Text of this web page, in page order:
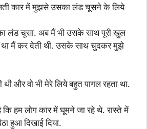
कार में मुझसे उसका लंड चूसने के लिये
लंड चूसा. अब मैं भी उसके साथ पूरी खुल
था मैं कर देती थी. उसके साथ चुदकर मुझे
और वो भी मेरे लिये बहुत पागल रहता था.
कि हम लोग कार में घूमने जा रहे थे. रास्ते में
हुआ दिखाई दिया.